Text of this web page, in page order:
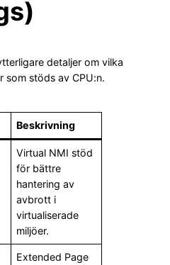
detaljer om vilka
som stöds av CPU:n.
Beskrivning
Virtual NMI stöd
för bättre
hantering av
avbrott i
virtualiserade
miljöer.
Extended Page